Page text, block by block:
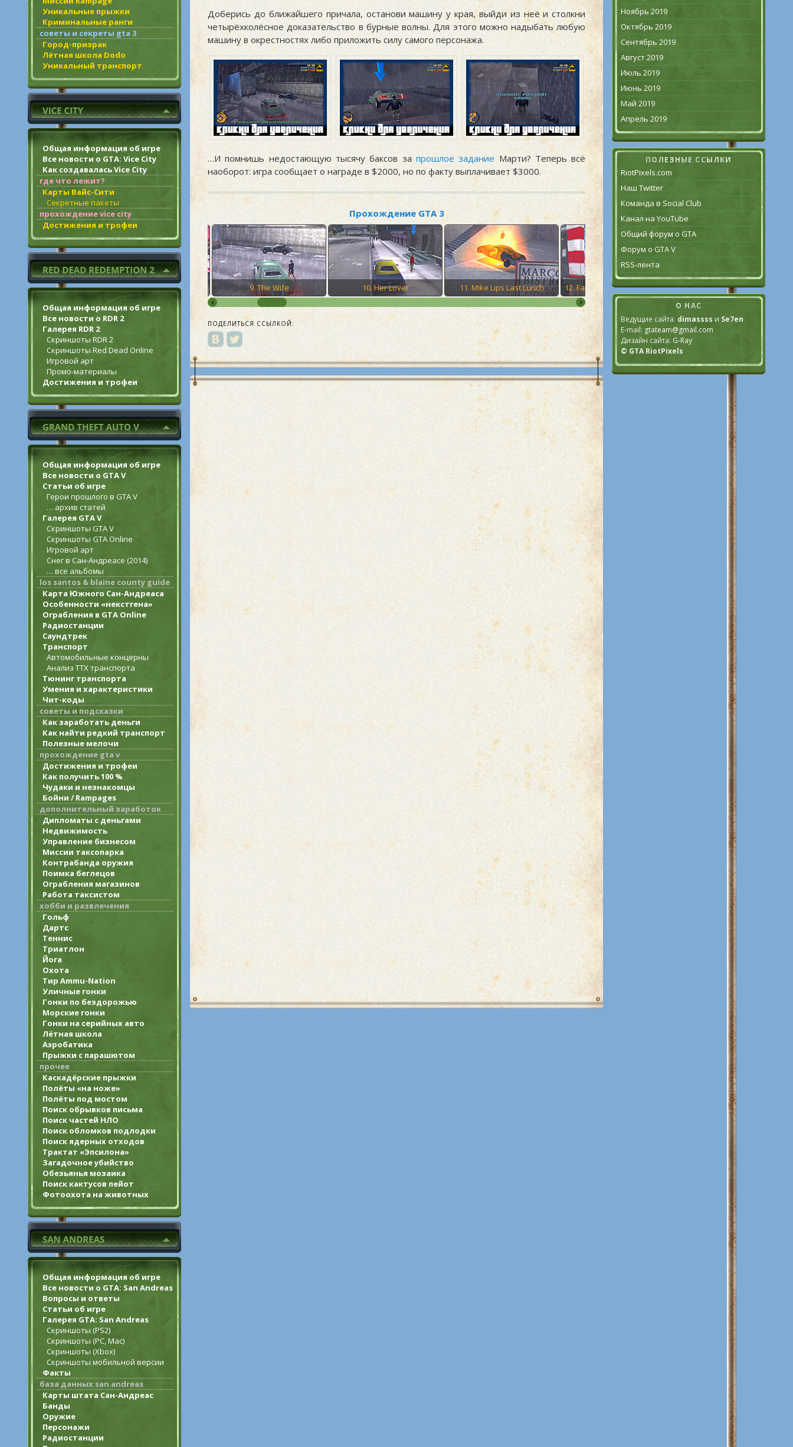
Уникальные прыжки
Криминальные ранги
советы и секреты gta 3
Город-призрак
Лётная школа Dodo
Уникальный транспорт
Общая информация об игре
Все новости о GTA: Vice City
Как создавалась Vice City
где что лежит?
Карты Вайс-Сити
Секретные пакеты
прохождение vice city
Достижения и трофеи
Общая информация об игре
Все новости о RDR 2
Галерея RDR 2
Скриншоты RDR 2
Скриншоты Red Dead Online
Игровой арт
Промо-материалы
Достижения и трофеи
Общая информация об игре
Все новости о GTA V
Статьи об игре
Герои прошлого в GTA V
… архив статей
Галерея GTA V
Скриншоты GTA V
Скриншоты GTA Online
Игровой арт
Снег в Сан-Андреасе (2014)
… все альбомы
los santos & blaine county guide
Карта Южного Сан-Андреаса
Особенности «некстгена»
Ограбления в GTA Online
Радиостанции
Саундтрек
Транспорт
Автомобильные концерны
Анализ ТТХ транспорта
Тюнинг транспорта
Умения и характеристики
Чит-коды
советы и подсказки
Как заработать деньги
Как найти редкий транспорт
Полезные мелочи
прохождение gta v
Достижения и трофеи
Как получить 100 %
Чудаки и незнакомцы
Бойни / Rampages
дополнительный заработок
Дипломаты с деньгами
Недвижимость
Управление бизнесом
Миссии таксопарка
Контрабанда оружия
Поимка беглецов
Ограбления магазинов
Работа таксистом
хобби и развлечения
Гольф
Дартс
Теннис
Триатлон
Йога
Охота
Тир Ammu-Nation
Уличные гонки
Гонки по бездорожью
Морские гонки
Гонки на серийных авто
Лётная школа
Аэробатика
Прыжки с парашютом
прочее
Каскадёрские прыжки
Полёты «на ноже»
Полёты под мостом
Поиск обрывков письма
Поиск частей НЛО
Поиск обломков подлодки
Поиск ядерных отходов
Трактат «Эпсилона»
Загадочное убийство
Обезьянья мозаика
Поиск кактусов пейот
Фотоохота на животных
Общая информация об игре
Все новости о GTA: San Andreas
Вопросы и ответы
Статьи об игре
Галерея GTA: San Andreas
Скриншоты (PS2)
Скриншоты (PC, Mac)
Скриншоты (Xbox)
Скриншоты мобильной версии
Факты
база данных san andreas
Карты штата Сан-Андреас
Банды
Оружие
Персонажи
Радиостанции
Доберись до ближайшего причала, останови машину у края, выйди из неё и столкни
четырёхколёсное доказательство в бурные волны. Для этого можно надыбать любую
машину в окрестностях либо приложить силу самого персонажа.
…И помнишь недостающую тысячу баксов за прошлое задание Марти? Теперь всё
наоборот: игра сообщает о награде в $2000, но по факту выплачивает $3000.
Прохождение GTA 3
7. The Crook 8. The Thieves 9. The Wife 10. Her Lover 11. Mike Lips Last Lunch 12. Farewell ‘Chunky’ Lee Chong 13. Van Heist
ПОДЕЛИТЬСЯ ССЫЛКОЙ:
Ноябрь 2019
Октябрь 2019
Сентябрь 2019
Август 2019
Июль 2019
Июнь 2019
Май 2019
Апрель 2019
ПОЛЕЗНЫЕ ССЫЛКИ
RiotPixels.com
Наш Twitter
Команда в Social Club
Канал на YouTube
Общий форум о GTA
Форум о GTA V
RSS-лента
О НАС
Ведущие сайта: dimassss и Se7en
E-mail: gtateam@gmail.com
Дизайн сайта: G-Ray
© GTA RiotPixels